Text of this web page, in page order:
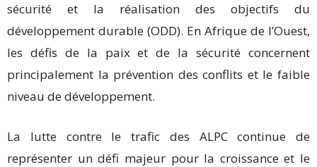
sécurité et la réalisation des objectifs du
développement durable (ODD). En Afrique de l’Ouest,
les défis de la paix et de la sécurité concernent
principalement la prévention des conflits et le faible
niveau de développement.
La lutte contre le trafic des ALPC continue de
représenter un défi majeur pour la croissance et le